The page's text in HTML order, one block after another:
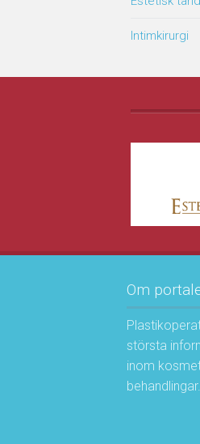
Intimkirurgi
Om
största
inom
behandlingar.